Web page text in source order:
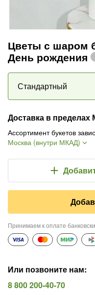
Цветы с шаром
День рождения
Стандартный
Доставка в
Ассортимент букетов
Москва (внутри МКАД)
Принимаем к оплате
Или позвоните нам:
8 800 200-40-70